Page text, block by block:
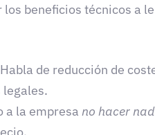
beneficios técnicos a
de reducción de
legales.
a la empresa no hacer